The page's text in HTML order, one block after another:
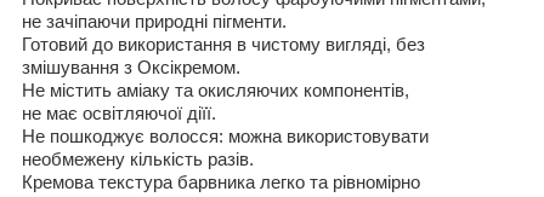
не зачіпаючи природні пігменти.
Готовий до використання в чистому вигляді, без
змішування з Оксікремом.
Не містить аміаку та окисляючих компонентів,
не має освітляючої діїї.
Не пошкоджує волосся: можна використовувати
необмежену кількість разів.
Кремова текстура барвника легко та рівномірно